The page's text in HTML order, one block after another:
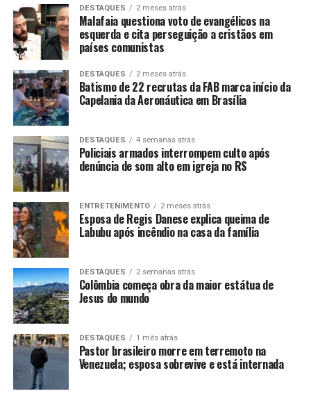
DESTAQUES 2 meses atrás
Malafaia questiona voto de evangélicos na
esquerda e cita perseguição a cristãos em
países comunistas
DESTAQUES 2 meses atrás
Batismo de 22 recrutas da FAB marca início da
Capelania da Aeronáutica em Brasília
DESTAQUES 4 semanas atrás
Policiais armados interrompem culto após
denúncia de som alto em igreja no RS
ENTRETENIMENTO 2 meses atrás
Esposa de Regis Danese explica queima de
Labubu após incêndio na casa da família
DESTAQUES 2 semanas atrás
Colômbia começa obra da maior estátua de
Jesus do mundo
DESTAQUES 1 mês atrás
Pastor brasileiro morre em terremoto na
Venezuela; esposa sobrevive e está internada